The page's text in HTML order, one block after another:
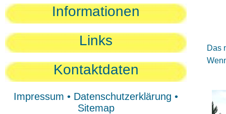
Informationen
Links
Kontaktdaten
Impressum • Datenschutzerklärung •
Sitemap
Das